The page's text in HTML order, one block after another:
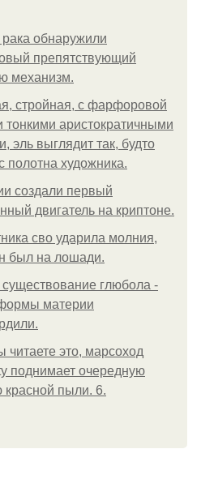
обнаружили
препятствующий
механизм.
стройная, с фарфоровой
тонкими аристократичными
эль выглядит так, будто
полотна художника.
создали первый
двигатель на криптоне.
сво ударила молния,
был на лошади.
существование глюбола -
материи
читаете это, марсоход
поднимает очередную
красной пыли. 6.